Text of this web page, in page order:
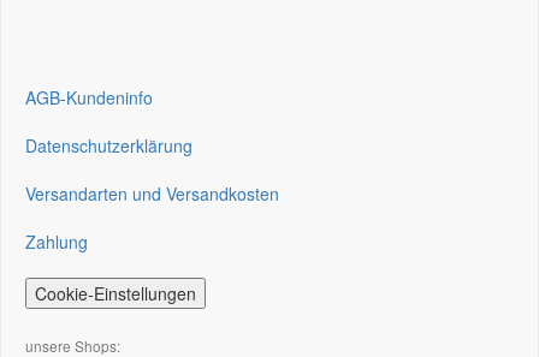
AGB-Kundeninfo
Datenschutzerklärung
Versandarten und Versandkosten
Zahlung
Cookie-Einstellungen
unsere Shops: